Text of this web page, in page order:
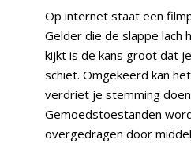
Op internet staat een
Gelder die de slappe lach
kijkt is de kans groot dat
schiet. Omgekeerd kan
verdriet je stemming doen
Gemoedstoestanden
overgedragen door